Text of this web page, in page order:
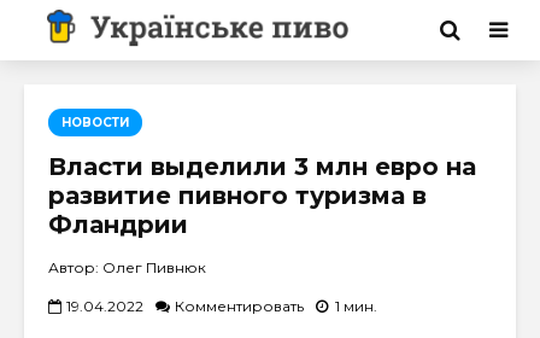
НОВОСТИ
Власти выделили 3 млн евро на
развитие пивного туризма в
Фландрии
Автор: Олег Пивнюк
19.04.2022 Комментировать 1 мин.